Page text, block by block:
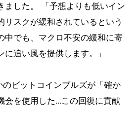
ました。 「予想よりも低いイン
リスクが緩和されているという
中でも、マクロ不安の緩和に寄
追い風を提供します。」
ビットコインブルズが「確か
会を使用した…この回復に貢献